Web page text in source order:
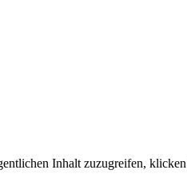
Inhalt zuzugreifen,